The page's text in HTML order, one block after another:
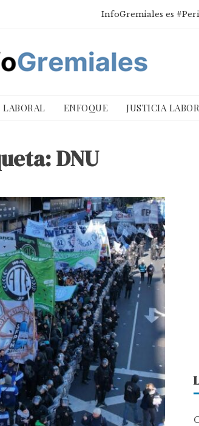
InfoGremiales es
ENFOQUE JUSTICIA
DNU